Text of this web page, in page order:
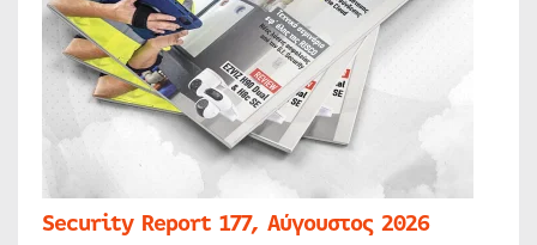
Security Report 177, Αύγουστος 2026